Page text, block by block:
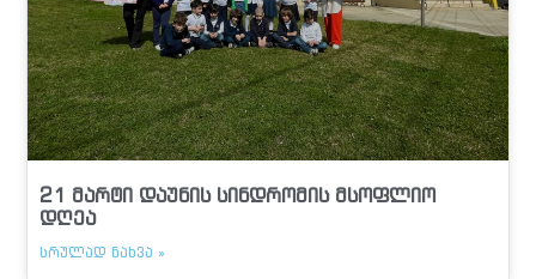
21 მარტი დაუნის სინდრომის მსოფლიო
დღეა
ᲡᲠᲣᲚᲐᲓ ᲜᲐᲮᲕᲐ »